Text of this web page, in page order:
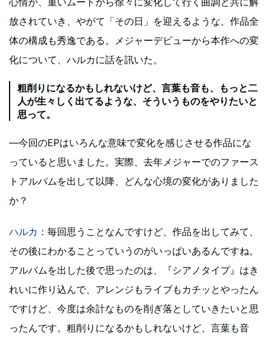
放されていき、やがて「その日」を迎えるような、作品全
体の構成も秀逸である。メジャーデビューから本作への変
化について、ハルカに話を訊いた。
粗削りになるかもしれないけど、言葉も音も、もっと二
人が生々しく出てるような、そういうものをやりたいと
思って。
―今回のEPはいろんな意味で変化を感じさせる作品にな
っていると思いました。実際、去年メジャーでのファース
トアルバムを出して以降、どんな心境の変化がありました
か？
ハルカ ：毎回思うことなんですけど、作品を出してみて、
その後にわかることっていうのがいっぱいあるんですね。
アルバムを出した後で思ったのは、『シアノタイプ』はき
れいに作り込んで、アレンジもライブもカチッとやったん
ですけど、今度は余計なものを削ぎ落としていきたいと思
ったんです。粗削りになるかもしれないけど、言葉も音